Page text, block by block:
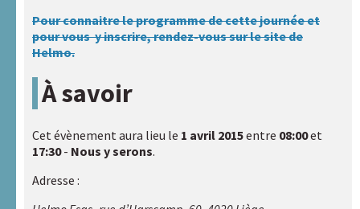
Liens
utiles
Actualités
Rechercher :
Pour connaitre le programme de cette journée et
pour vous y inscrire, rendez-vous sur le site de
Helmo.
À savoir
Cet évènement aura lieu le 1 avril 2015entre 08:00et
17:30- Nous y serons.
Adresse :